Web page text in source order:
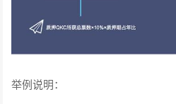
举例说明：